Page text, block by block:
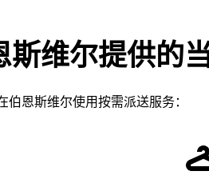
斯维尔提供的
伯恩斯维尔使用按需派送服务：